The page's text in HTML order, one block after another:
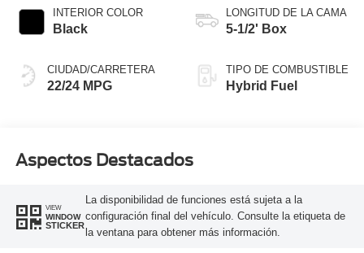
INTERIOR COLOR
Black
CIUDAD/CARRETERA
22/24 MPG
LONGITUD DE LA CAMA
5-1/2' Box
TIPO DE COMBUSTIBLE
Hybrid Fuel
Aspectos Destacados
VIEW
WINDOW
STICKER
La disponibilidad de funciones está sujeta a la
configuración final del vehículo. Consulte la etiqueta de
la ventana para obtener más información.